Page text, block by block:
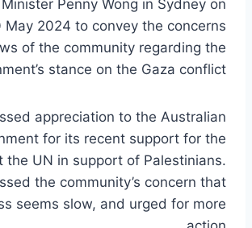
Penny Wong in Sydney on
May 2024 to convey the concerns
of the community regarding the
stance on the Gaza conflict.
appreciation to the Australian
for its recent support for the
the UN in support of Palestinians.
the community’s concern that
seems slow, and urged for more